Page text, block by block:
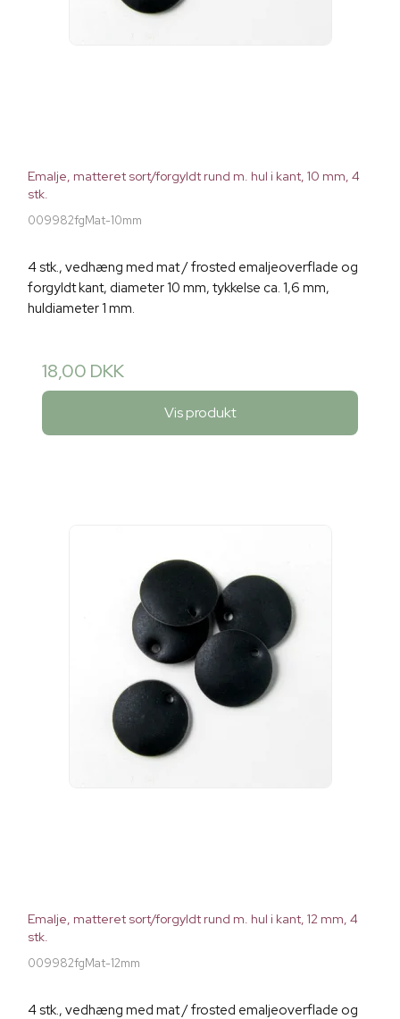
Emalje, matteret sort/forgyldt rund m. hul i kant, 10 mm, 4
stk.
009982fgMat-10mm
4 stk., vedhæng med mat / frosted emaljeoverflade og
forgyldt kant, diameter 10 mm, tykkelse ca. 1,6 mm,
huldiameter 1 mm.
18,00 DKK
Vis produkt
Emalje, matteret sort/forgyldt rund m. hul i kant, 12 mm, 4
stk.
009982fgMat-12mm
4 stk., vedhæng med mat / frosted emaljeoverflade og